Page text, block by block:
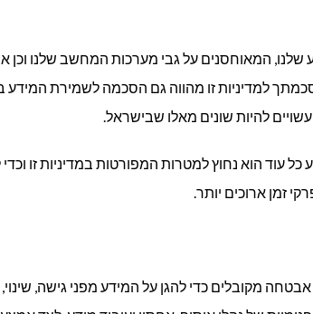
המאוחסנים על גבי מערכות המחשב שלנו וכן
למדיניות זו מהווה גם הסכמה לשמירת
להיות שונים מאלו שבישראל.
כל עוד הוא נחוץ למטרות המפורטות במדיניות זו
זמן ארוכים יותר.
אבטחה מקובלים כדי להגן על המידע מפני גישה,